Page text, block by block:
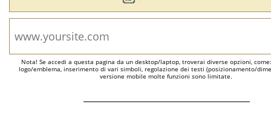
Nota! Se accedi a questa pagina da un desktop/laptop, troverai diverse opzioni,
logo/emblema, inserimento di vari simboli, regolazione dei testi (posizionamento/
versione mobile molte funzioni sono limitate.